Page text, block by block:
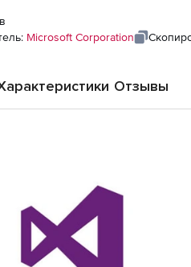
Microsoft Corporation
Отзывы